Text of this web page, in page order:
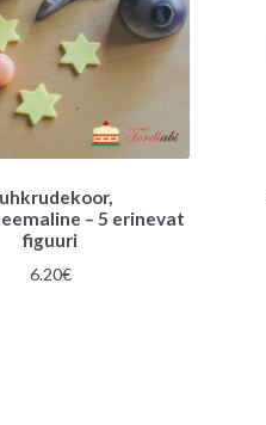
– 5 erinevat
figuuri
6.20€